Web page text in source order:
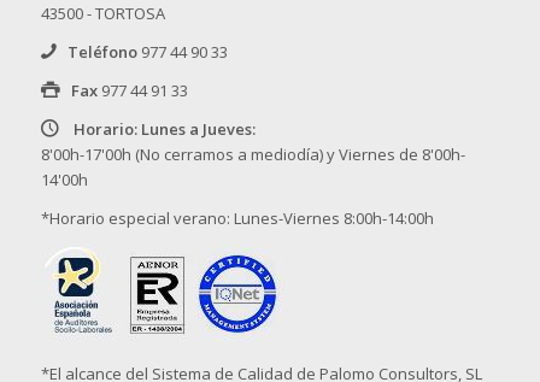
43500 - TORTOSA
Teléfono 977 44 90 33
Fax 977 44 91 33
Horario: Lunes a Jueves:
8'00h-17'00h (No cerramos a mediodía) y Viernes de 8'00h-
14'00h
*Horario especial verano: Lunes-Viernes 8:00h-14:00h
*El alcance del Sistema de Calidad de Palomo Consultors, SL